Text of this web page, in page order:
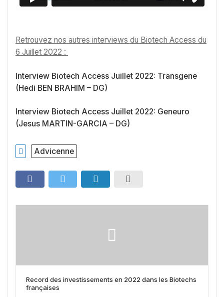
Retrouvez nos autres interviews du Biotech Access du
6 Juillet 2022 :
Interview Biotech Access Juillet 2022: Transgene
(Hedi BEN BRAHIM – DG)
Interview Biotech Access Juillet 2022: Geneuro
(Jesus MARTIN-GARCIA – DG)
Advicenne
Record des investissements en 2022 dans les Biotechs
françaises